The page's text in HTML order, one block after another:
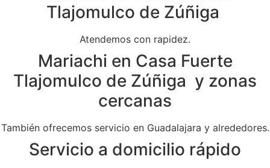
Tlajomulco de Zúñiga
Atendemos con rapidez.
Mariachi en Casa Fuerte
Tlajomulco de Zúñiga y zonas
cercanas
También ofrecemos servicio en Guadalajara y alrededores.
Servicio a domicilio rápido